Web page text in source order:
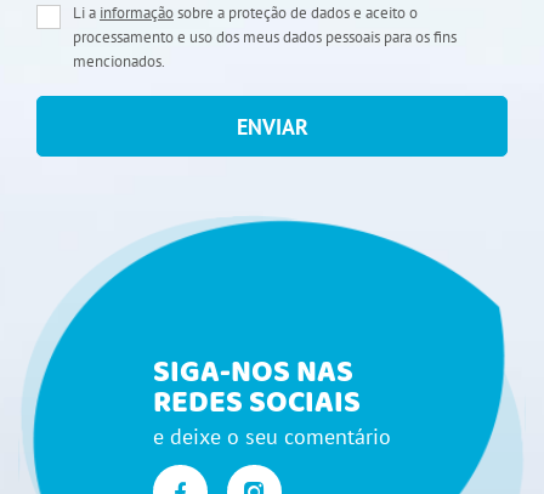
Li a informaçãosobre a proteção de dados e aceito o
processamento e uso dos meus dados pessoais para os fins
mencionados.
ENVIAR
SIGA-NOS NAS
REDES SOCIAIS
e deixe o seu comentário